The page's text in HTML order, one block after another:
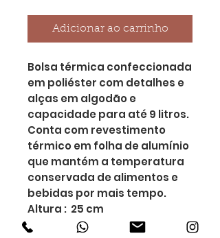
Adicionar ao carrinho
Bolsa térmica confeccionada
em poliéster com detalhes e
alças em algodão e
capacidade para até 9 litros.
Conta com revestimento
térmico em folha de alumínio
que mantém a temperatura
conservada de alimentos e
bebidas por mais tempo.
Altura : 25 cm
Largura : 33 cm